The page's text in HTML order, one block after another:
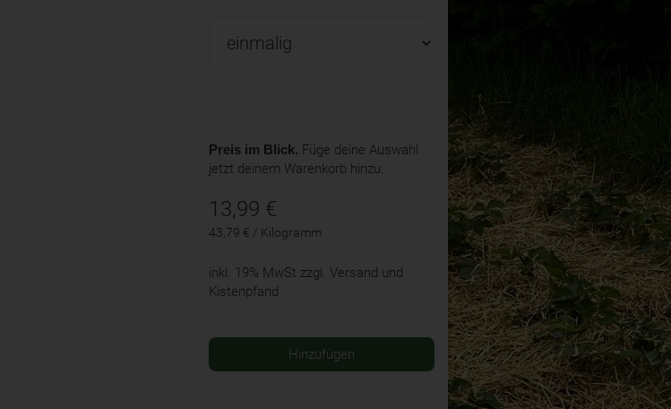
Preis im Blick. Füge deine Auswahl
jetzt deinem Warenkorb hinzu.
13,99 €
43,79 € / Kilogramm
inkl. 19% MwSt zzgl. Versand und
Kistenpfand
Hinzufügen